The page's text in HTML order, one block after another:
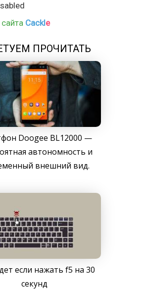
Cackle
ПРОЧИТАТЬ
Doogee BL12000 —
автономность и
внешний вид.
если нажать f5 на 30
секунд